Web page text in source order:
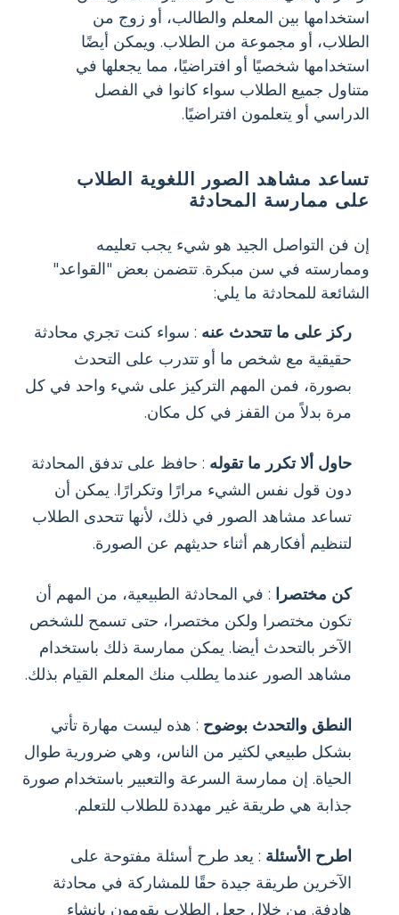
استخدامها بين المعلم والطالب، أو زوج من
الطلاب، أو مجموعة من الطلاب. ويمكن أيضًا
استخدامها شخصيًا أو افتراضيًا، مما يجعلها في
متناول جميع الطلاب سواء كانوا في الفصل
الدراسي أو يتعلمون افتراضيًا.
تساعد مشاهد الصور اللغوية الطلاب
على ممارسة المحادثة
إن فن التواصل الجيد هو شيء يجب تعليمه
وممارسته في سن مبكرة. تتضمن بعض "القواعد"
الشائعة للمحادثة ما يلي:
ركز على ما تتحدث عنه : سواء كنت تجري محادثة
حقيقية مع شخص ما أو تتدرب على التحدث
بصورة، فمن المهم التركيز على شيء واحد في كل
مرة بدلاً من القفز في كل مكان.
حاول ألا تكرر ما تقوله : حافظ على تدفق المحادثة
دون قول نفس الشيء مرارًا وتكرارًا. يمكن أن
تساعد مشاهد الصور في ذلك، لأنها تتحدى الطلاب
لتنظيم أفكارهم أثناء حديثهم عن الصورة.
كن مختصرا
: في المحادثة الطبيعية، من المهم أن
تكون مختصرا ولكن مختصرا، حتى تسمح للشخص
الآخر بالتحدث أيضا. يمكن ممارسة ذلك باستخدام
مشاهد الصور عندما يطلب منك المعلم القيام بذلك.
النطق والتحدث بوضوح : هذه ليست مهارة تأتي
بشكل طبيعي لكثير من الناس، وهي ضرورية طوال
الحياة. إن ممارسة السرعة والتعبير باستخدام صورة
جذابة هي طريقة غير مهددة للطلاب للتعلم.
اطرح الأسئلة : يعد طرح أسئلة مفتوحة على
الآخرين طريقة جيدة حقًا للمشاركة في محادثة
هادفة. من خلال جعل الطلاب يقومون بإنشاء